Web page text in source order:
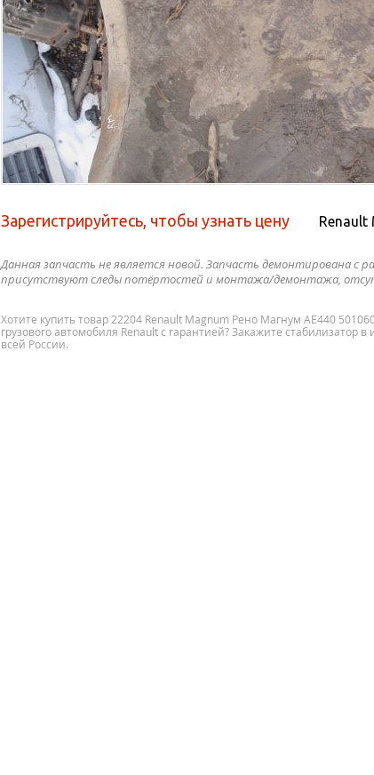
Зарегистрируйтесь, чтобы узнать цену Renault
Данная запчасть не является новой. Запчасть демонтирована с
присутствуют следы потёртостей и монтажа/демонтажа,
Хотите купить товар 22204 Renault Magnum Рено Магнум AE440
грузового автомобиля Renault с гарантией? Закажите стабилизатор
всей России.